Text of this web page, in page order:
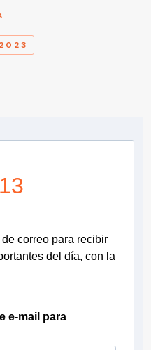
correo para recibir
del día, con la
e-mail para